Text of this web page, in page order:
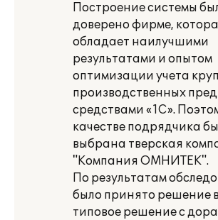
Построение системы
доверено фирме,
обладает наилучшими
результатами и опытом
оптимизации учета
производственных
средствами «1С».
качестве подрядчика
выбрана тверская
"Компания ОМНИТЕК".
По результатам
было принято решение
типовое решение с